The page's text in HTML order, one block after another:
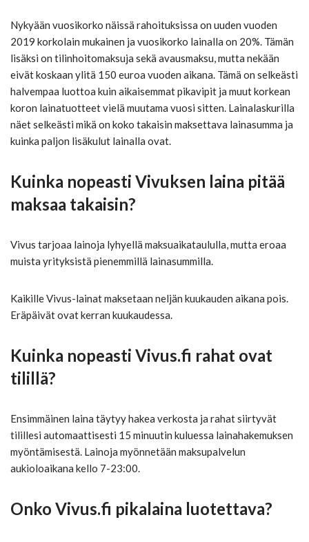
Nykyään vuosikorko näissä rahoituksissa on uuden vuoden
2019 korkolain mukainen ja vuosikorko lainalla on 20%. Tämän
lisäksi on tilinhoitomaksuja sekä avausmaksu, mutta nekään
eivät koskaan ylitä 150 euroa vuoden aikana. Tämä on selkeästi
halvempaa luottoa kuin aikaisemmat pikavipit ja muut korkean
koron lainatuotteet vielä muutama vuosi sitten. Lainalaskurilla
näet selkeästi mikä on koko takaisin maksettava lainasumma ja
kuinka paljon lisäkulut lainalla ovat.
Kuinka nopeasti Vivuksen laina pitää
maksaa takaisin?
Vivus tarjoaa lainoja lyhyellä maksuaikataululla, mutta eroaa
muista yrityksistä pienemmillä lainasummilla.
Kaikille Vivus-lainat maksetaan neljän kuukauden aikana pois.
Eräpäivät ovat kerran kuukaudessa.
Kuinka nopeasti Vivus.fi rahat ovat
tilillä?
Ensimmäinen laina täytyy hakea verkosta ja rahat siirtyvät
tilillesi automaattisesti 15 minuutin kuluessa lainahakemuksen
myöntämisestä. Lainoja myönnetään maksupalvelun
aukioloaikana kello 7-23:00.
Onko Vivus.fi pikalaina luotettava?